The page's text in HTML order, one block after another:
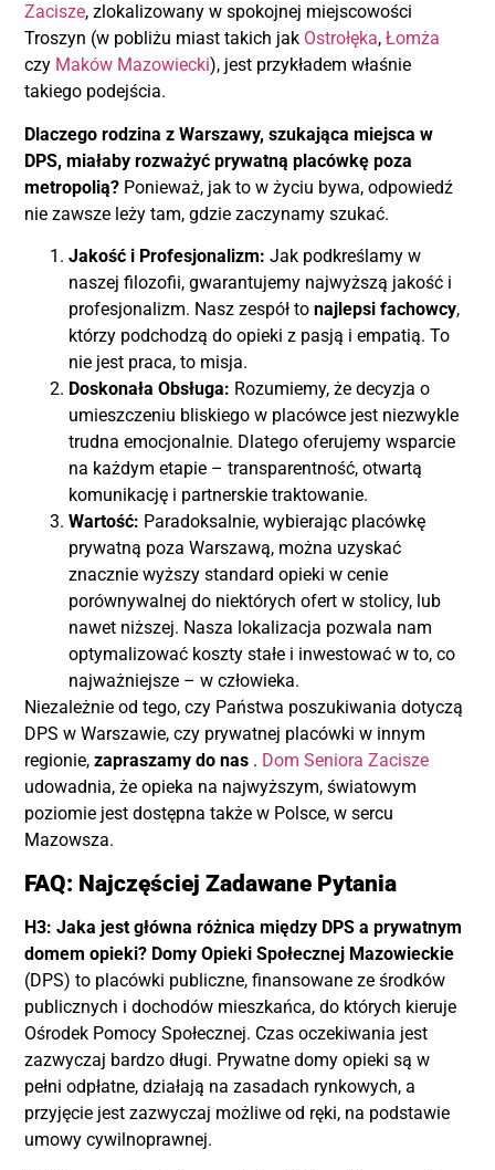
Zacisze, zlokalizowany w spokojnej miejscowości
Troszyn (w pobliżu miast takich jak Ostrołęka,Łomża
czy Maków Mazowiecki), jest przykładem właśnie
takiego podejścia.
Dlaczego rodzina z Warszawy, szukająca miejsca w
DPS, miałaby rozważyć prywatną placówkę poza
metropolią? Ponieważ, jak to w życiu bywa, odpowiedź
nie zawsze leży tam, gdzie zaczynamy szukać.
Jakość i Profesjonalizm: Jak podkreślamy w
naszej filozofii, gwarantujemy najwyższą jakość i
profesjonalizm. Nasz zespół tonajlepsi fachowcy,
którzy podchodzą do opieki z pasją i empatią. To
nie jest praca, to misja.
Doskonała Obsługa: Rozumiemy, że decyzja o
umieszczeniu bliskiego w placówce jest niezwykle
trudna emocjonalnie. Dlatego oferujemy wsparcie
na każdym etapie – transparentność, otwartą
komunikację i partnerskie traktowanie.
Wartość: Paradoksalnie, wybierając placówkę
prywatną poza Warszawą, można uzyskać
znacznie wyższy standard opieki w cenie
porównywalnej do niektórych ofert w stolicy, lub
nawet niższej. Nasza lokalizacja pozwala nam
optymalizować koszty stałe i inwestować w to, co
najważniejsze – w człowieka.
Niezależnie od tego, czy Państwa poszukiwania dotyczą
DPS w Warszawie, czy prywatnej placówki w innym
regionie,zapraszamy do nas . Dom Seniora Zacisze
udowadnia, że opieka na najwyższym, światowym
poziomie jest dostępna także w Polsce, w sercu
Mazowsza.
FAQ: Najczęściej Zadawane Pytania
H3: Jaka jest główna różnica między DPS a prywatnym
domem opieki? Domy Opieki Społecznej Mazowieckie
(DPS) to placówki publiczne, finansowane ze środków
publicznych i dochodów mieszkańca, do których kieruje
Ośrodek Pomocy Społecznej. Czas oczekiwania jest
zazwyczaj bardzo długi. Prywatne domy opieki są w
pełni odpłatne, działają na zasadach rynkowych, a
przyjęcie jest zazwyczaj możliwe od ręki, na podstawie
umowy cywilnoprawnej.